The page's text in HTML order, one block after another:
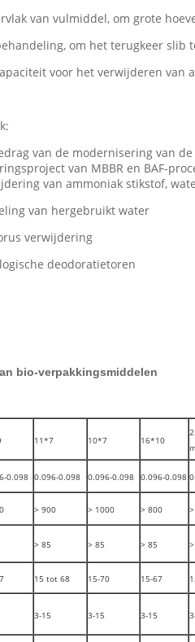
van vulmiddel, om grote
om het terugkeer slib
voor het verwijderen van
van de modernisering van
van MBBR en BAF-
van ammoniak stikstof,
van hergebruikt water
verwijdering
deodoratietoren
bio-verpakkingsmiddelen
11*7 10*7 16*10
0.098 0.096-0.098 0.096-0.098 0.096-0.098
> 900 > 1000 > 800
> 85 > 85 > 85
15 tot 68 15-70 15-67
3-15 3-15 3-15